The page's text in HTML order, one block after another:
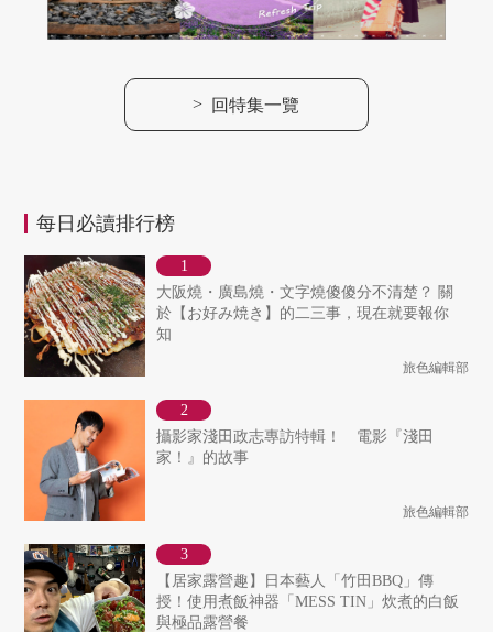
> 回特集一覽
每日必讀排行榜
大阪燒・廣島燒・文字燒傻傻分不清楚？ 關
於【お好み焼き】的二三事，現在就要報你
知
旅色編輯部
攝影家淺田政志專訪特輯！ 電影『淺田
家！』的故事
旅色編輯部
【居家露營趣】日本藝人「竹田BBQ」傳
授！使用煮飯神器「MESS TIN」炊煮的白飯
與極品露營餐